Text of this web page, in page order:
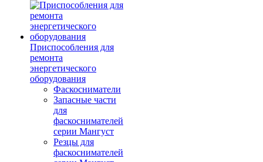
Приспособления для
ремонта
энергетического
оборудования
Фаскосниматели
Запасные части
для
фаскоснимателей
серии Мангуст
Резцы для
фаскоснимателей